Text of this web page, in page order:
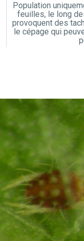
Population
feuilles, le long
provoquent des
le cépage qui